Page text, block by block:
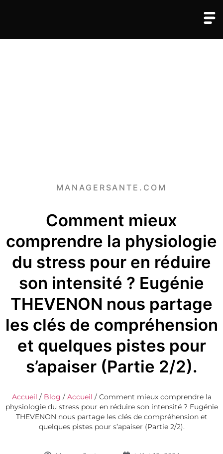
MANAGERSANTE.COM
Comment mieux
comprendre la physiologie
du stress pour en réduire
son intensité ? Eugénie
THEVENON nous partage
les clés de compréhension
et quelques pistes pour
s’apaiser (Partie 2/2).
Accueil / Blog / Accueil / Comment mieux comprendre la
physiologie du stress pour en réduire son intensité ? Eugénie
THEVENON nous partage les clés de compréhension et
quelques pistes pour s’apaiser (Partie 2/2).